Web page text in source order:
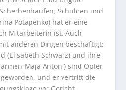
Schulden und
Potapenko) hat er eine
Mitarbeiterin ist. Auch
anderen Dingen beschäftigt:
(Elisabeth Schwarz) und ihre
Maja Antoni) sind Opfer
und er vertritt die